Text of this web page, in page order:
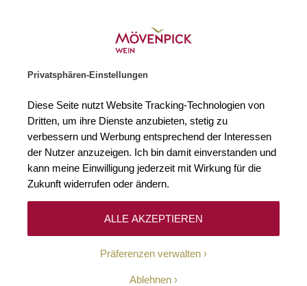
Privatsphären-Einstellungen
Diese Seite nutzt Website Tracking-Technologien von
Dritten, um ihre Dienste anzubieten, stetig zu
verbessern und Werbung entsprechend der Interessen
der Nutzer anzuzeigen. Ich bin damit einverstanden und
kann meine Einwilligung jederzeit mit Wirkung für die
Zukunft widerrufen oder ändern.
Präferenzen verwalten
Ablehnen
ALLE AKZEPTIEREN
Keine Ergebnisse
10-Euro-Willkommens-